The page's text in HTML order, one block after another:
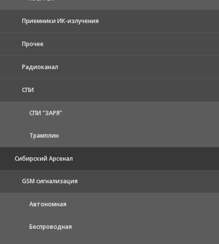
Приемники ИК-излучения
Прочее
Радиоканал
СПИ
СПИ "ЗАРЯ"
Трамплин
Сибирский Арсенал
GSM сигнализация
Автономная
Беспроводная